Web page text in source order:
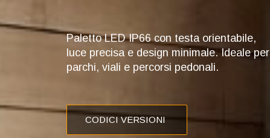
Paletto LED IP66 con testa orientabile,
luce precisa e design minimale. Ideale per
parchi, viali e percorsi pedonali.
CODICI VERSIONI